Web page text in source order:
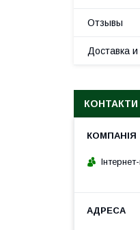
Отзывы
Доставка
КОНТАКТИ